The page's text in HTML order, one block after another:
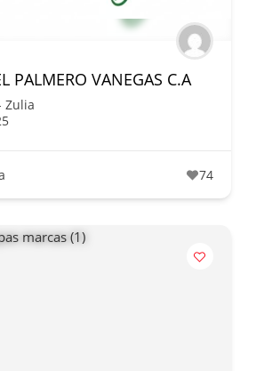
PALMERO VANEGAS C.A
Zulia
74